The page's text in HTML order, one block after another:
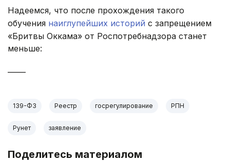
Надеемся, что после прохождения такого
обучения наиглупейших историй с запрещением
«Бритвы Оккама» от Роспотребнадзора станет
меньше:
139-ФЗ Реестр госрегулирование РПН
Рунет заявление
Поделитесь материалом